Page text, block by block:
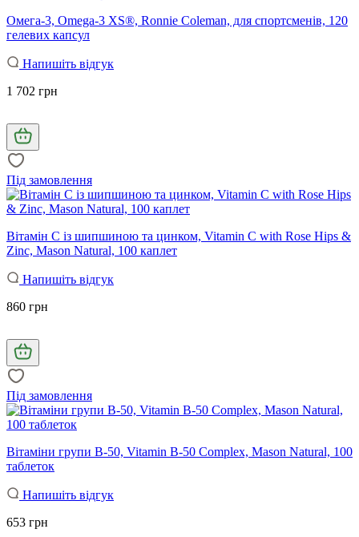
Омега-3, Omega-3 XS®, Ronnie Coleman, для спортсменів, 120
гелевих капсул
Напишіть відгук
1 702 грн
Під замовлення
Вітамін С із шипшиною та цинком, Vitamin C with Rose Hips &
Zinc, Mason Natural, 100 каплет
Напишіть відгук
860 грн
Під замовлення
Вітаміни групи B-50, Vitamin B-50 Complex, Mason Natural, 100
таблеток
Напишіть відгук
653 грн